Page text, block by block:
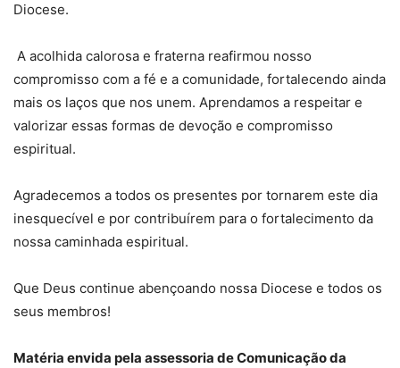
Diocese.
A acolhida calorosa e fraterna reafirmou nosso
compromisso com a fé e a comunidade, fortalecendo ainda
mais os laços que nos unem. Aprendamos a respeitar e
valorizar essas formas de devoção e compromisso
espiritual.
Agradecemos a todos os presentes por tornarem este dia
inesquecível e por contribuírem para o fortalecimento da
nossa caminhada espiritual.
Que Deus continue abençoando nossa Diocese e todos os
seus membros!
Matéria envida pela assessoria de Comunicação da